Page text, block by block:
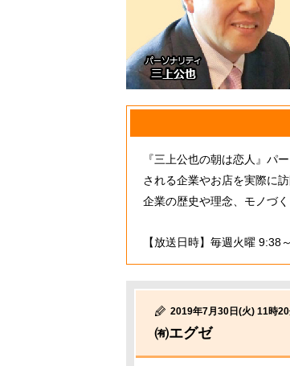
『三上公也の朝は恋人』パ
される企業やお店を実際に
企業の歴史や理念、モノづ
【放送日時】毎週火曜 9:38
2019年7月30日(火) 11時
㈲エグゼ